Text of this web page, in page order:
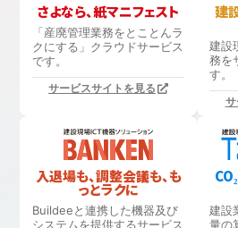
さよなら、紙マニフェスト
「産廃管理業務をとことんラ
クにする」 クラウドサービス
です。
サービスサイトを見る
建
建設
務を
す。
入退場も、調整会議も、も
っとラクに
Buildeeと連携した機器及び
システムを提供するサービス
建設
量の